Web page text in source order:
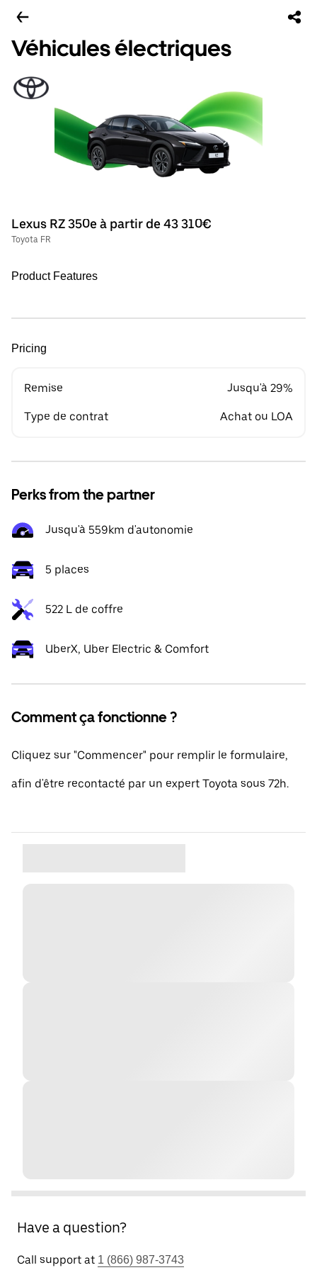
Véhicules électriques
Lexus RZ 350e à partir de 43 310€
Toyota FR
Product Features
Pricing
Remise Jusqu'à 29%
Type de contrat Achat ou LOA
Perks from the partner
Jusqu'à 559km d'autonomie
5 places
522 L de coffre
UberX, Uber Electric & Comfort
Comment ça fonctionne ?
Cliquez sur "Commencer" pour remplir le formulaire,
afin d'être recontacté par un expert Toyota sous 72h.
Have a question?
Call support at 1 (866) 987-3743